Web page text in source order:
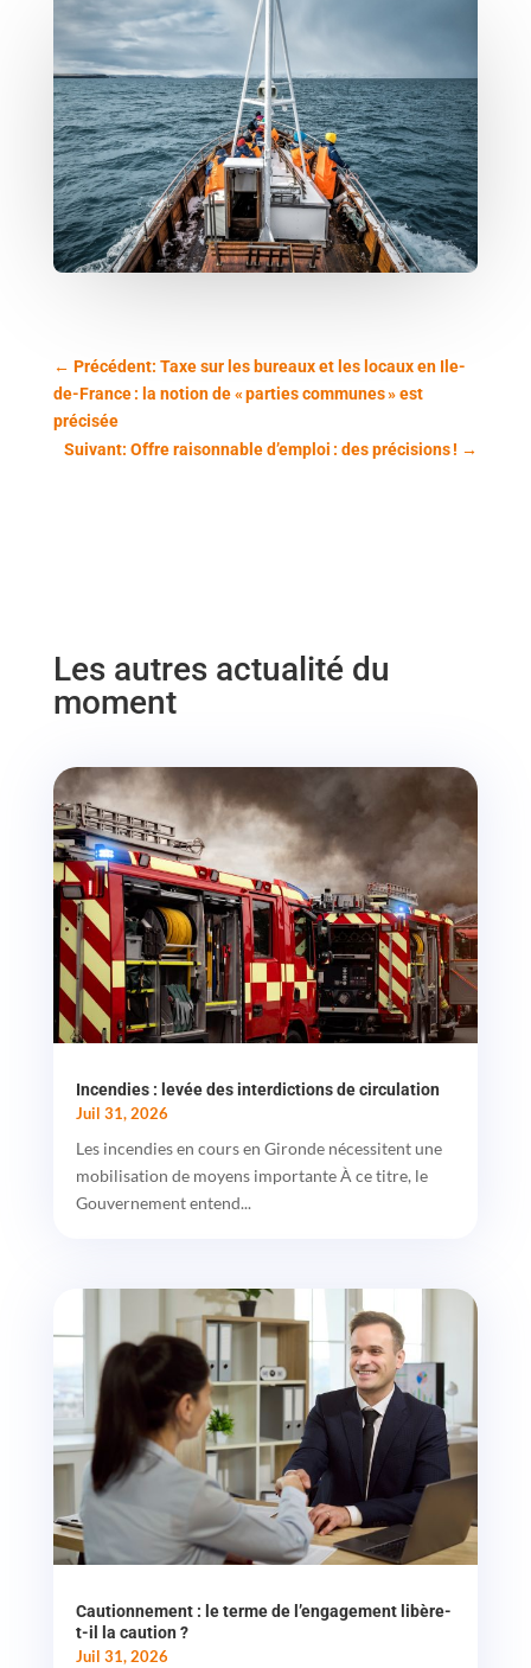
← Précédent: Taxe sur les bureaux et les locaux en Ile-
de-France : la notion de « parties communes » est
précisée
Suivant: Offre raisonnable d’emploi : des précisions ! →
Les autres actualité du
moment
Incendies : levée des interdictions de circulation
Juil 31, 2026
Les incendies en cours en Gironde nécessitent une
mobilisation de moyens importante À ce titre, le
Gouvernement entend...
Cautionnement : le terme de l’engagement libère-
t-il la caution ?
Juil 31, 2026